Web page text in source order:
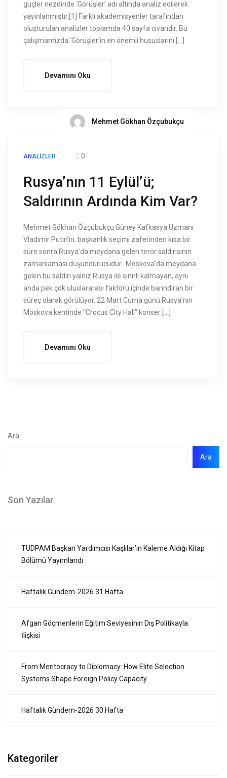
güçler nezdinde ‘Görüşler’ adı altında analiz edilerek
yayınlanmıştır.[1] Farklı akademisyenler tarafından
oluşturulan analizler toplamda 40 sayfa civarıdır. Bu
çalışmamızda ‘Görüşler’in en önemli hususlarını […]
Devamını Oku
Mehmet Gökhan Özçubukçu
ANALIZLER 0
Rusya’nın 11 Eylül’ü;
Saldırının Ardında Kim Var?
Mehmet Gökhan Özçubukçu Güney Kafkasya Uzmanı
Vladimir Putin’in, başkanlık seçimi zaferinden kısa bir
süre sonra Rusya’da meydana gelen terör saldırısının
zamanlaması düşündürücüdür. Moskova’da meydana
gelen bu saldırı yalnız Rusya ile sınırlı kalmayan, aynı
anda pek çok uluslararası faktörü içinde barındıran bir
süreç olarak görülüyor. 22 Mart Cuma günü Rusya’nın
Moskova kentinde “Crocus City Hall” konser […]
Devamını Oku
Ara
Ara
Son Yazılar
TUDPAM Başkan Yardımcısı Kaşlılar’ın Kaleme Aldığı Kitap
Bölümü Yayımlandı
Haftalık Gündem-2026 31.Hafta
Afgan Göçmenlerin Eğitim Seviyesinin Dış Politikayla
İlişkisi
From Meritocracy to Diplomacy: How Elite Selection
Systems Shape Foreign Policy Capacity
Haftalık Gündem-2026 30.Hafta
Kategoriler